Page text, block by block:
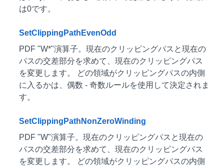
は0です。
SetClippingPathEvenOdd
PDF "W*"演算子。現在のクリッピングパスと現在の
パスの交差部分を求めて、現在のクリッピングパス
を変更します。 どの領域がクリッピングパスの内側
に入るかは、偶数 - 奇数ルールを使用して決定されま
す。
SetClippingPathNonZeroWinding
PDF "W"演算子。現在のクリッピングパスと現在の
パスの交差部分を求めて、現在のクリッピングパス
を変更します。 どの領域がクリッピングパスの内側